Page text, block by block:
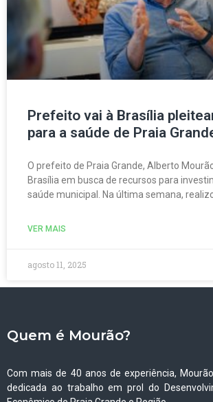
Prefeito vai à Brasília
para a saúde de Praia
O prefeito de Praia Grande, Alberto
Brasília em busca de recursos para
saúde municipal. Na última semana,
VER MAIS
agosto 11, 2025
Quem é Mourão?
Com mais de 40 anos de experiência,
dedicada ao trabalho em prol do